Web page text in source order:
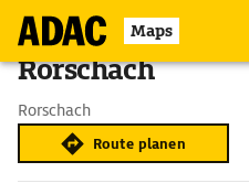
Maps
Rorschach
Rorschach
Route planen